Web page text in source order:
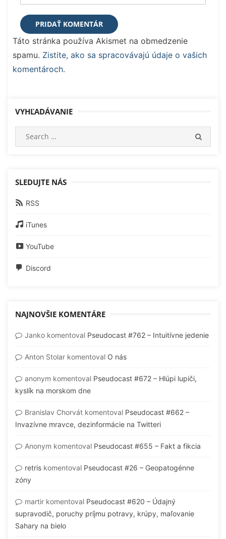
Táto stránka používa Akismet na obmedzenie
spamu. Zistite, ako sa spracovávajú údaje o vašich
komentároch.
VYHĽADÁVANIE
SLEDUJTE NÁS
RSS
iTunes
YouTube
Discord
NAJNOVŠIE KOMENTÁRE
Janko komentoval Pseudocast #762 – Intuitívne jedenie
Anton Stolar komentoval O nás
anonym komentoval Pseudocast #672 – Hlúpi lupiči,
kyslík na morskom dne
Branislav Chorvát komentoval Pseudocast #662 –
Invazívne mravce, dezinformácie na Twitteri
Anonym komentoval Pseudocast #655 – Fakt a fikcia
retris komentoval Pseudocast #26 – Geopatogénne
zóny
martir komentoval Pseudocast #620 – Údajný
supravodič, poruchy príjmu potravy, krúpy, maľovanie
Sahary na bielo